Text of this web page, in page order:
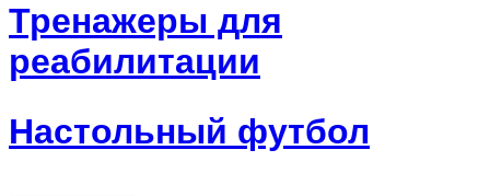
Тренажеры для
реабилитации
Настольный футбол